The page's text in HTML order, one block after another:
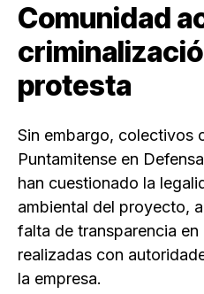
Comunidad
protesta
Sin embargo, colectivos
Puntamitense en
han cuestionado la
ambiental del proyecto,
falta de transparencia
realizadas con
la empresa.